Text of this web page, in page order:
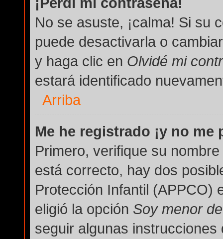
No se asuste, ¡calma! Si su
puede desactivarla o
y haga clic en Olvidé mi
estará identificado
Arriba
Me he registrado ¡y no
Primero, verifique su
está correcto, hay dos
Protección Infantil (APPCO)
eligió la opción Soy menor
seguir algunas